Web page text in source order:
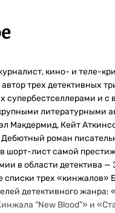
кино- и теле-
трех детективных
супербестселлерами и с
литературными
Макдермид, Кейт
роман
шорт-лист самой
в области детектива —
списки трех «кинжалов»
детективного жанра:
“New Blood”» и